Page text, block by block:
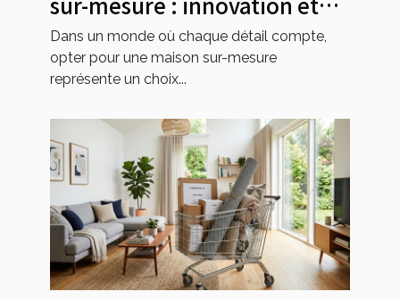
personnalisation
Dans un monde où chaque détail compte,
opter pour une maison sur-mesure
représente un choix...